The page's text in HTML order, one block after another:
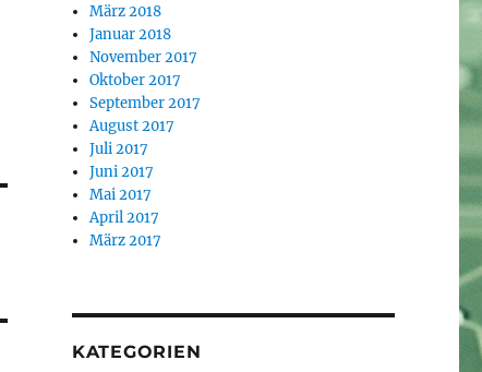
März 2018
Januar 2018
November 2017
Oktober 2017
September 2017
August 2017
Juli 2017
Juni 2017
Mai 2017
April 2017
März 2017
KATEGORIEN